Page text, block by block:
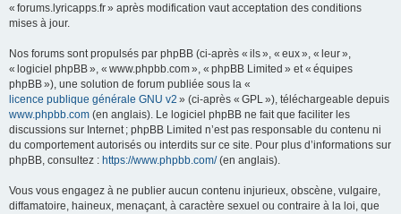
« forums.lyricapps.fr » après modification vaut acceptation des conditions
mises à jour.
Nos forums sont propulsés par phpBB (ci-après « ils », « eux », « leur »,
« logiciel phpBB », « www.phpbb.com », « phpBB Limited » et « équipes
phpBB »), une solution de forum publiée sous la «
licence publique générale GNU v2 » (ci-après « GPL »), téléchargeable depuis
www.phpbb.com (en anglais). Le logiciel phpBB ne fait que faciliter les
discussions sur Internet ; phpBB Limited n’est pas responsable du contenu ni
du comportement autorisés ou interdits sur ce site. Pour plus d’informations sur
phpBB, consultez : https://www.phpbb.com/(en anglais).
Vous vous engagez à ne publier aucun contenu injurieux, obscène, vulgaire,
diffamatoire, haineux, menaçant, à caractère sexuel ou contraire à la loi, que